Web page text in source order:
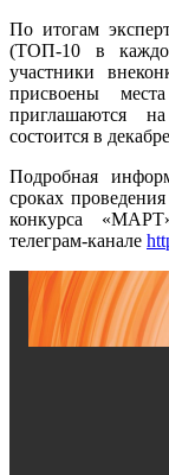
По итогам
(ТОП-10 в
участники
присвоены
приглашаются
состоится в
Подробная
сроках
конкурса
телеграм-канале